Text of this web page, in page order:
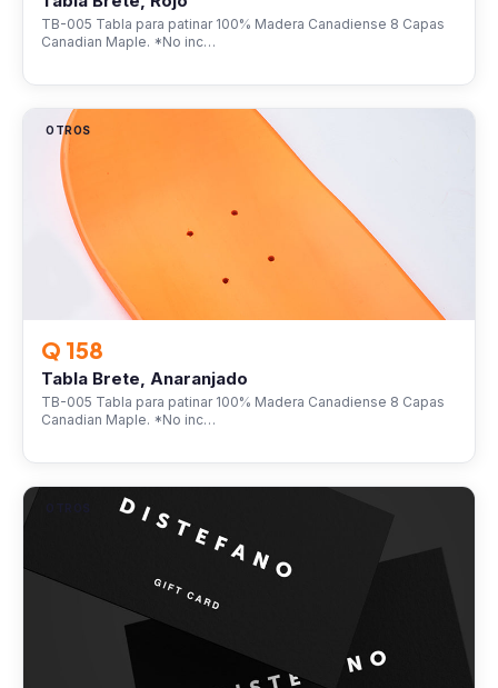
TB-005 Tabla para patinar 100% Madera Canadiense 8 Capas
Canadian Maple. *No inc…
OTROS
Q 158
Tabla Brete, Anaranjado
TB-005 Tabla para patinar 100% Madera Canadiense 8 Capas
Canadian Maple. *No inc…
OTROS